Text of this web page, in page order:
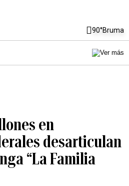
90°Bruma
en
desarticulan
“La Familia